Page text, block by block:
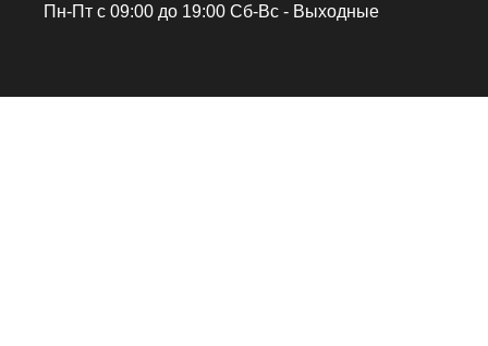
Пн-Пт с 09:00 до 19:00 Сб-Вс - Выходные